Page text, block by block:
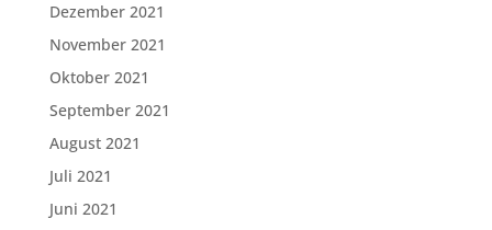
Dezember 2021
November 2021
Oktober 2021
September 2021
August 2021
Juli 2021
Juni 2021